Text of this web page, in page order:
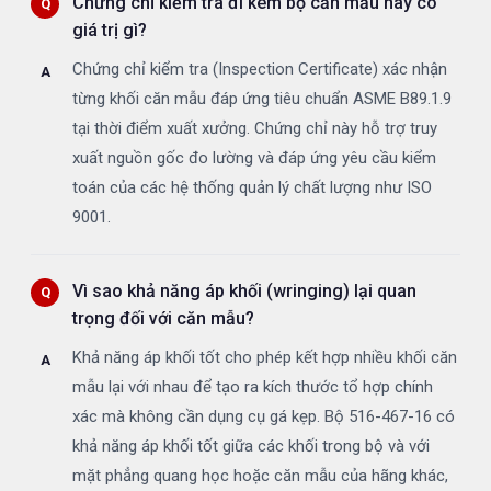
giá trị gì?
Chứng chỉ kiểm tra (Inspection Certificate) xác nhận
từng khối căn mẫu đáp ứng tiêu chuẩn ASME B89.1.9
tại thời điểm xuất xưởng. Chứng chỉ này hỗ trợ truy
xuất nguồn gốc đo lường và đáp ứng yêu cầu kiểm
toán của các hệ thống quản lý chất lượng như ISO
9001.
Vì sao khả năng áp khối (wringing) lại quan
trọng đối với căn mẫu?
Khả năng áp khối tốt cho phép kết hợp nhiều khối căn
mẫu lại với nhau để tạo ra kích thước tổ hợp chính
xác mà không cần dụng cụ gá kẹp. Bộ 516-467-16 có
khả năng áp khối tốt giữa các khối trong bộ và với
mặt phẳng quang học hoặc căn mẫu của hãng khác,